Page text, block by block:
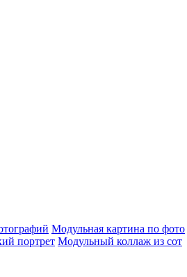
Модульная картина по фото
портрет Модульный коллаж из сот